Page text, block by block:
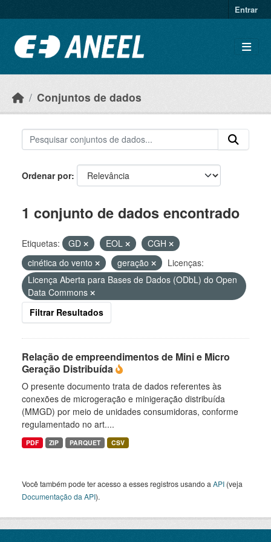
Entrar
Conjuntos de dados
Ordenar por
1 conjunto de dados encontrado
Etiquetas: GD EOL
CGH
cinética do vento
geração
Licenças:
Licença Aberta para Bases de Dados (ODbL) do Open
Data Commons
Filtrar Resultados
Relação de empreendimentos de Mini e Micro
Geração Distribuída
O presente documento trata de dados referentes às
conexões de microgeração e minigeração distribuída
(MMGD) por meio de unidades consumidoras, conforme
regulamentado no art....
PDF ZIP PARQUET CSV
Você também pode ter acesso a esses registros usando a API (veja
Documentação da API).